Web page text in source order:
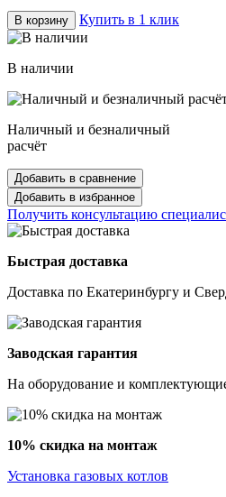
В корзину Купить в 1 клик
В наличии
Наличный и безналичный
расчёт
Добавить в сравнение
Добавить в избранное
Получить консультацию
Быстрая доставка
Доставка по Екатеринбургу и
Заводская гарантия
На оборудование и
10% скидка на монтаж
Установка газовых котлов